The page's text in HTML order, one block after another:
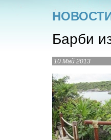
Барби
10 Май 2013